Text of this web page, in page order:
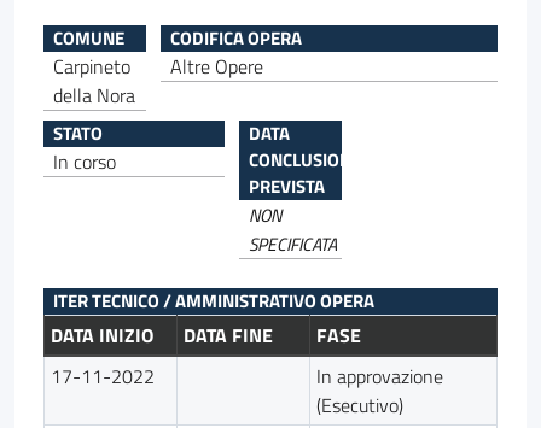
COMUNE
Carpineto
della Nora
CODIFICA OPERA
Altre Opere
STATO
In corso
DATA
CONCLUSIONE
PREVISTA
NON
SPECIFICATA
ITER TECNICO / AMMINISTRATIVO OPERA
DATA INIZIO DATA FINE
FASE
17-11-2022
In approvazione
(Esecutivo)